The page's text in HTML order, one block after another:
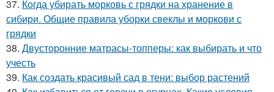
37. Когда убирать морковь с грядки на хранение в
сибири. Общие правила уборки свеклы и моркови с
грядки
38. Двусторонние матрасы-топперы: как выбирать и что
учесть
39. Как создать красивый сад в тени: выбор растений